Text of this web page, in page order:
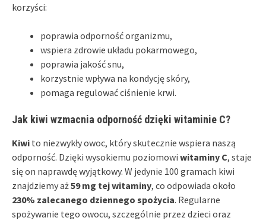
korzyści:
poprawia odporność organizmu,
wspiera zdrowie układu pokarmowego,
poprawia jakość snu,
korzystnie wpływa na kondycję skóry,
pomaga regulować ciśnienie krwi.
Jak kiwi wzmacnia odporność dzięki witaminie C?
Kiwi to niezwykły owoc, który skutecznie wspiera naszą
odporność. Dzięki wysokiemu poziomowi witaminy C, staje
się on naprawdę wyjątkowy. W jedynie 100 gramach kiwi
znajdziemy aż59 mg tej witaminy, co odpowiada około
230% zalecanego dziennego spożycia. Regularne
spożywanie tego owocu, szczególnie przez dzieci oraz